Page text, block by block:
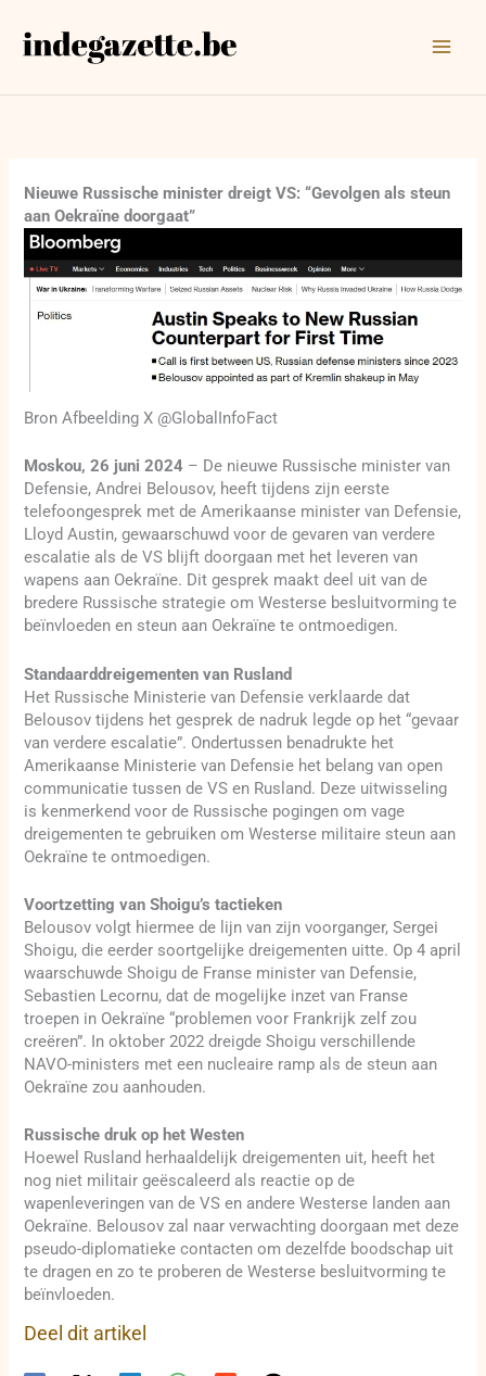
naar
Nieuwe Russische minister dreigt VS: “Gevolgen als steun
aan Oekraïne doorgaat”
Bron Afbeelding X @GlobalInfoFact
Moskou, 26 juni 2024 – De nieuwe Russische minister van
Defensie, Andrei Belousov, heeft tijdens zijn eerste
telefoongesprek met de Amerikaanse minister van Defensie,
Lloyd Austin, gewaarschuwd voor de gevaren van verdere
escalatie als de VS blijft doorgaan met het leveren van
wapens aan Oekraïne. Dit gesprek maakt deel uit van de
bredere Russische strategie om Westerse besluitvorming te
beïnvloeden en steun aan Oekraïne te ontmoedigen.
Standaarddreigementen van Rusland
Het Russische Ministerie van Defensie verklaarde dat
Belousov tijdens het gesprek de nadruk legde op het “gevaar
van verdere escalatie”. Ondertussen benadrukte het
Amerikaanse Ministerie van Defensie het belang van open
communicatie tussen de VS en Rusland. Deze uitwisseling
is kenmerkend voor de Russische pogingen om vage
dreigementen te gebruiken om Westerse militaire steun aan
Oekraïne te ontmoedigen.
Voortzetting van Shoigu’s tactieken
Belousov volgt hiermee de lijn van zijn voorganger, Sergei
Shoigu, die eerder soortgelijke dreigementen uitte. Op 4 april
waarschuwde Shoigu de Franse minister van Defensie,
Sebastien Lecornu, dat de mogelijke inzet van Franse
troepen in Oekraïne “problemen voor Frankrijk zelf zou
creëren”. In oktober 2022 dreigde Shoigu verschillende
NAVO-ministers met een nucleaire ramp als de steun aan
Oekraïne zou aanhouden.
Russische druk op het Westen
Hoewel Rusland herhaaldelijk dreigementen uit, heeft het
nog niet militair geëscaleerd als reactie op de
wapenleveringen van de VS en andere Westerse landen aan
Oekraïne. Belousov zal naar verwachting doorgaan met deze
pseudo-diplomatieke contacten om dezelfde boodschap uit
te dragen en zo te proberen de Westerse besluitvorming te
beïnvloeden.
Deel dit artikel